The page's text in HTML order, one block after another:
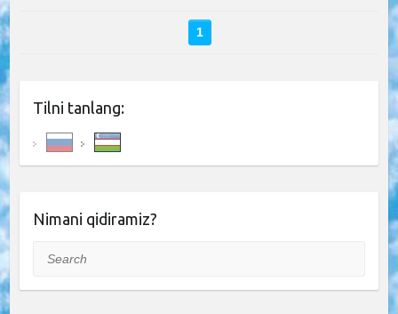
1
Tilni tanlang:
Nimani qidiramiz?
Search